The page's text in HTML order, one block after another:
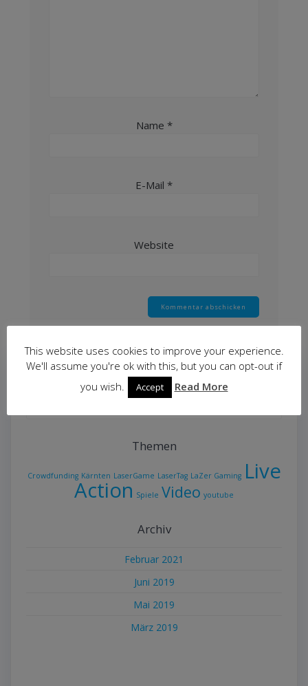
Name *
E-Mail *
Website
Suche
Suche
nach:
Themen
Crowdfunding Kärnten LaserGame LaserTag LaZer Gaming Live
Action Spiele Video youtube
Archiv
Februar 2021
Juni 2019
Mai 2019
März 2019
This website uses cookies to improve your experience.
We'll assume you're ok with this, but you can opt-out if
you wish.
Accept Read More